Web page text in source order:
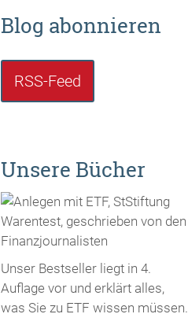
Blog abonnieren
RSS-Feed
Unsere Bücher
Unser Bestseller liegt in 4.
Auflage vor und erklärt alles,
was Sie zu ETF wissen müssen.